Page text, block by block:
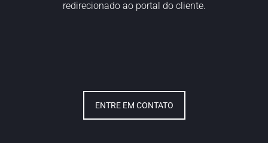
redirecionado ao portal do cliente.
ENTRE EM CONTATO